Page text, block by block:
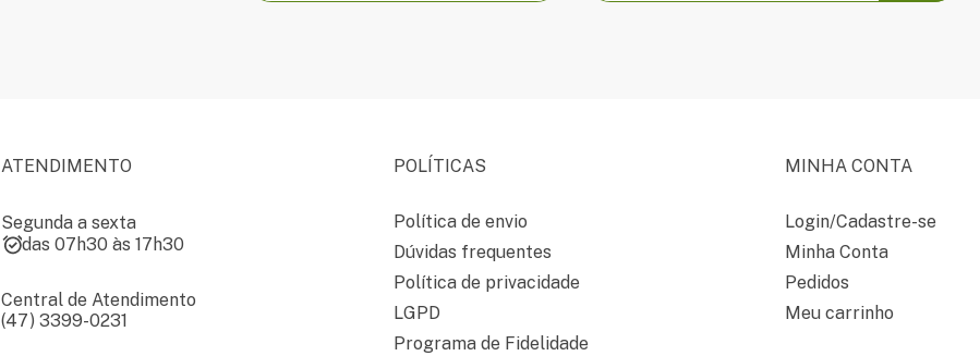
ATENDIMENTO
Segunda a sexta
das 07h30 às 17h30
Central de Atendimento
(47) 3399-0231
POLÍTICAS
Política de envio
Dúvidas frequentes
Política de privacidade
LGPD
Programa de Fidelidade
MINHA CONTA
Login/Cadastre-se
Minha Conta
Pedidos
Meu carrinho